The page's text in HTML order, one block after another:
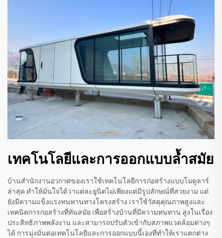
เทคโนโลยีและการออกแบบล้ำสมัย
บ้านสำนักงานอวกาศของเราใช้เทคโนโลยีการก่อสร้างแบบโมดูลาร์
ล่าสุด ทำให้มั่นใจได้ว่าแต่ละยูนิตไม่เพียงแต่มีรูปลักษณ์ที่สวยงาม แต่
ยังมีความแข็งแรงทนทานทางโครงสร้าง เราใช้วัสดุคุณภาพสูงและ
เทคนิคการก่อสร้างที่ทันสมัย เพื่อสร้างบ้านที่มีความทนทาน สูงในเรื่อง
ประสิทธิภาพพลังงาน และสามารถปรับตัวเข้ากับสภาพแวดล้อมต่างๆ
ได้ การมุ่งมั่นต่อเทคโนโลยีและการออกแบบนี้เองที่ทำให้เราแตกต่าง